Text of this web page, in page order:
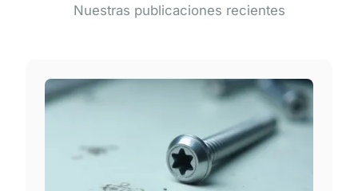
Nuestras publicaciones recientes